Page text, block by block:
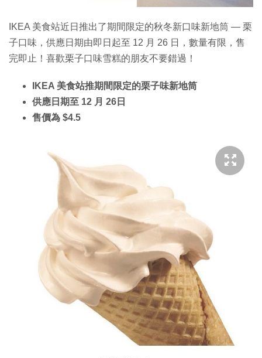
IKEA 美食站近日推出了期間限定的秋冬新口味新地筒 — 栗
子口味，供應日期由即日起至 12 月 26 日，數量有限，售
完即止！喜歡栗子口味雪糕的朋友不要錯過！
IKEA 美食站推期間限定的栗子味新地筒
供應日期至 12 月 26日
售價為 $4.5